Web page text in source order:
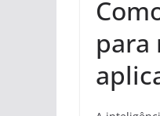
para